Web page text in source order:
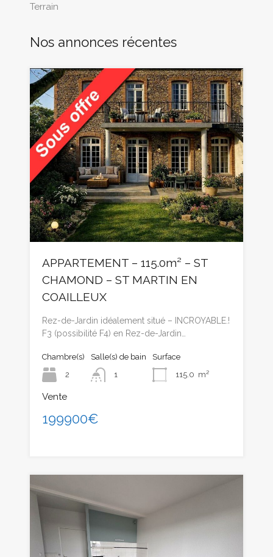
Terrain
Nos annonces récentes
APPARTEMENT – 115.0m² – ST
CHAMOND – ST MARTIN EN
COAILLEUX
Rez-de-Jardin idéalement situé – INCROYABLE.!
F3 (possibilité F4) en Rez-de-Jardin…
Chambre(s)
2
Salle(s) de bain
1
Surface
115.0 m²
Vente
199900€